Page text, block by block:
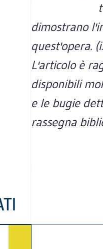
dimostrano
quest'opera.
L'articolo è
disponibili
e le bugie
rassegna